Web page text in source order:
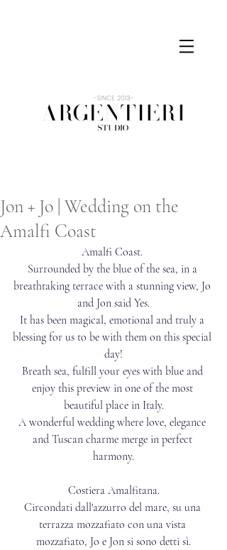
Jon + Jo | Wedding on the
Amalfi Coast
Amalfi Coast.
Surrounded by the blue of the sea, in a
breathtaking terrace with a stunning view, Jo
and Jon said Yes.
It has been magical, emotional and truly a
blessing for us to be with them on this special
day!
Breath sea, fulfill your eyes with blue and
enjoy this preview in one of the most
beautiful place in Italy.
A wonderful wedding where love, elegance
and Tuscan charme merge in perfect
harmony.
Costiera Amalfitana.
Circondati dall'azzurro del mare, su una
terrazza mozzafiato con una vista
mozzafiato, Jo e Jon si sono detti sì.